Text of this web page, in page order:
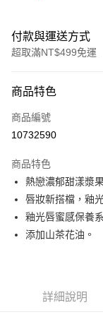
付款與運送方式
超取滿NT$499免運
信用卡一次付款
超商取貨付款
Apple Pay
街口支付
悠遊付
商品特色
商品編號
10732590
商品特色
熱戀濃郁甜漾漿
唇妝新搭檔，釉
釉光唇蜜感保養
添加山茶花油。
詳細說明